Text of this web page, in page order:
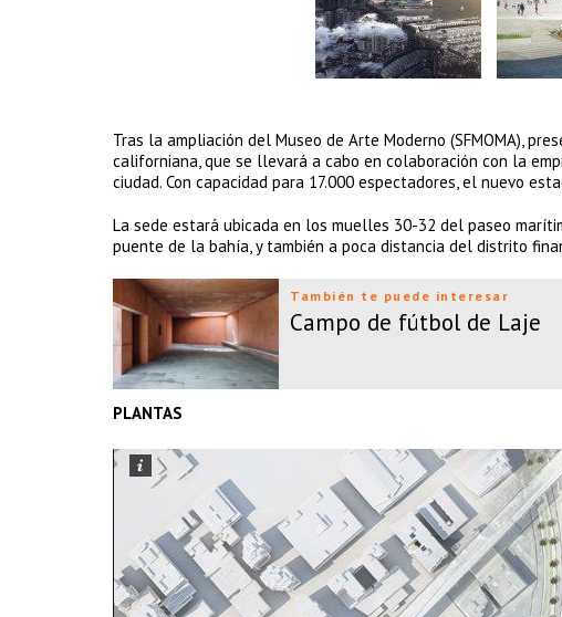
Tras la ampliación del Museo de Arte Moderno (SFMOMA),
californiana, que se llevará a cabo en colaboración con la
ciudad. Con capacidad para 17.000 espectadores, el nuevo
La sede estará ubicada en los muelles 30-32 del paseo
puente de la bahía, y también a poca distancia del distrito
También te puede interesar
Campo de fútbol de Laje
PLANTAS